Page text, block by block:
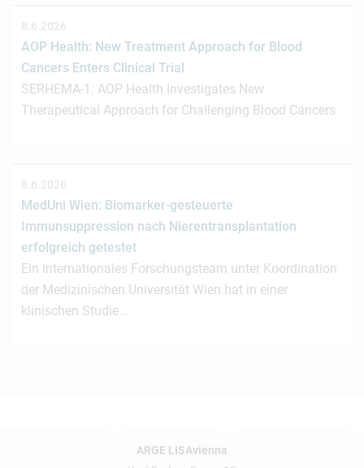
8.6.2026
AOP Health: New Treatment Approach for Blood
Cancers Enters Clinical Trial
SERHEMA-1: AOP Health Investigates New
Therapeutical Approach for Challenging Blood Cancers
8.6.2026
MedUni Wien: Biomarker-gesteuerte
Immunsuppression nach Nierentransplantation
erfolgreich getestet
Ein internationales Forschungsteam unter Koordination
der Medizinischen Universität Wien hat in einer
klinischen Studie…
ARGE LISAvienna